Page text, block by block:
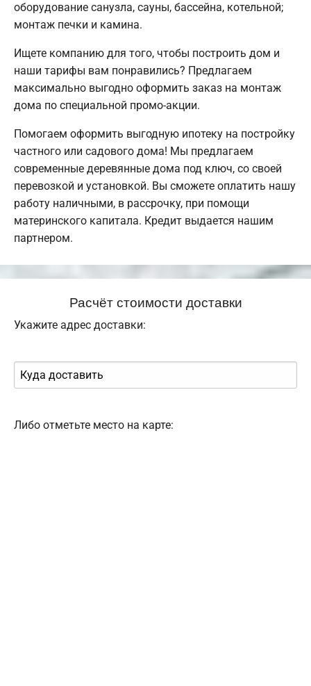
оборудование санузла, сауны, бассейна, котельной;
монтаж печки и камина.
Ищете компанию для того, чтобы построить дом и
наши тарифы вам понравились? Предлагаем
максимально выгодно оформить заказ на монтаж
дома по специальной промо-акции.
Помогаем оформить выгодную ипотеку на постройку
частного или садового дома! Мы предлагаем
современные деревянные дома под ключ, со своей
перевозкой и установкой. Вы сможете оплатить нашу
работу наличными, в рассрочку, при помощи
материнского капитала. Кредит выдается нашим
партнером.
Расчёт стоимости доставки
Укажите адрес доставки:
Либо отметьте место на карте: